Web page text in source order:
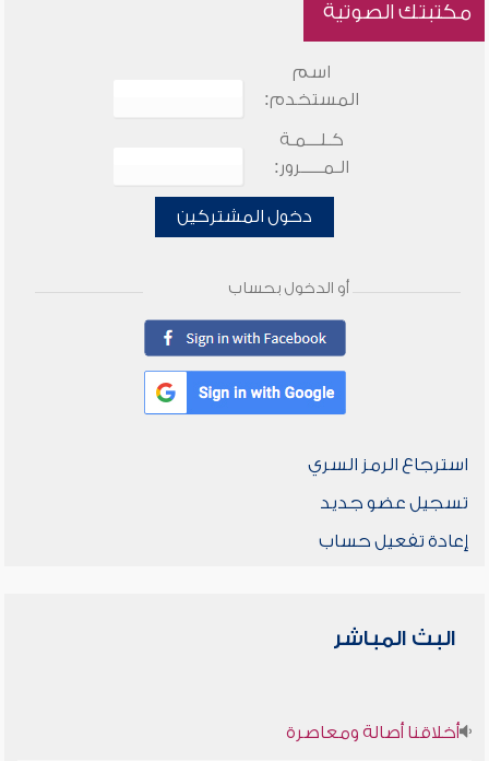
مكتبتك الصوتية
اسم
المستخدم:
كـلـــمـة
الـمـــــرور:
دخول المشتركين
أو الدخول بحساب
استرجاع الرمز السري
تسجيل عضو جديد
إعادة تفعيل حساب
البث المباشر
أخلاقنا أصالة ومعاصرة